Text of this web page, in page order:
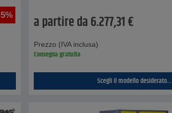
a partire da6.277,31€
Prezzo (IVA inclusa)
Consegna gratuita
Scegli il modello desiderato...